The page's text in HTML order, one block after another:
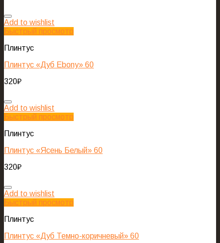
Add to wishlist
Быстрый просмотр
Плинтус
Плинтус «Дуб Ebony» 60
320₽
Add to wishlist
Быстрый просмотр
Плинтус
Плинтус «Ясень Белый» 60
320₽
Add to wishlist
Быстрый просмотр
Плинтус
Плинтус «Дуб Темно-коричневый» 60